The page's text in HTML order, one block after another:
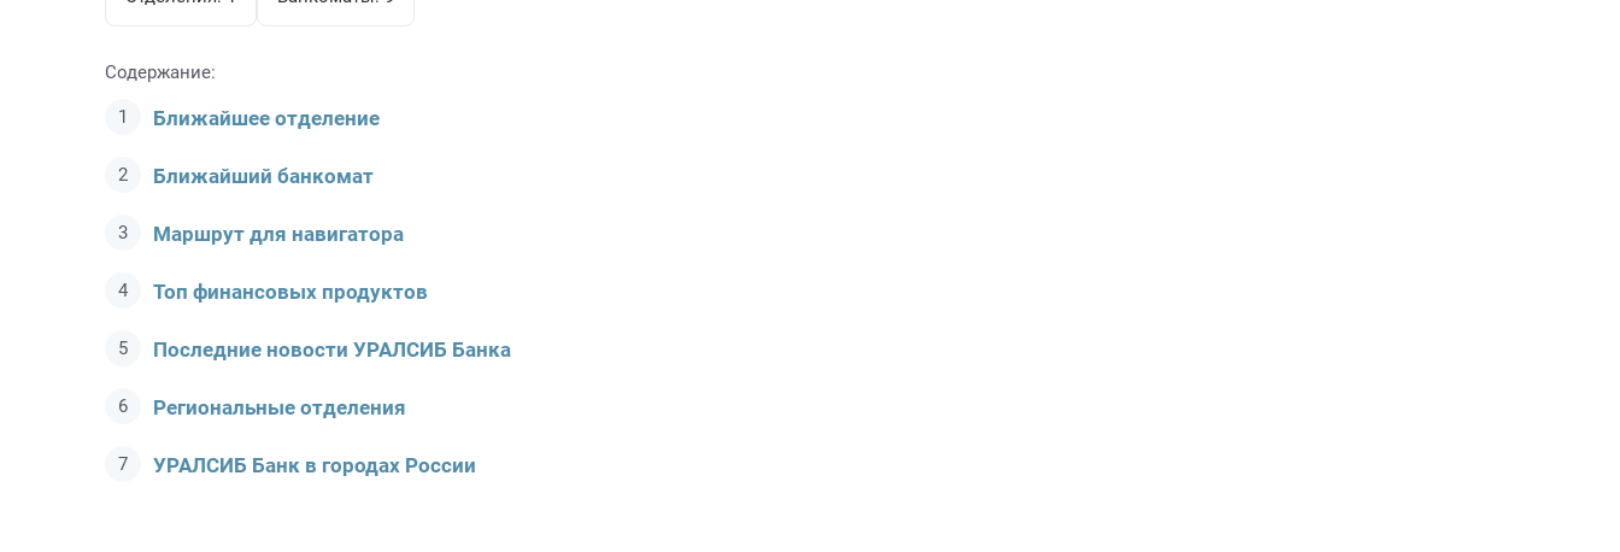
Содержание:
Ближайшее отделение
Ближайший банкомат
Маршрут для навигатора
Топ финансовых продуктов
Последние новости УРАЛСИБ Банкa
Региональные отделения
УРАЛСИБ Банк в городах России